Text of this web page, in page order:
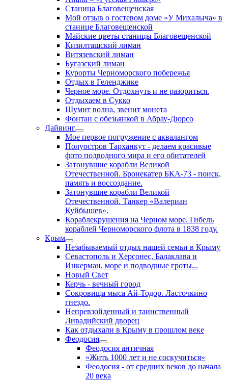
Станица Благовещенская
Мой отзыв о гостевом доме «У Михалыча» в
станице Благовещенской
Майские цветы станицы Благовещенской
Кизилташский лиман
Витязевский лиман
Бугазский лиман
Курорты Черноморского побережья
Отдых в Геленджике
Черное море. Отдохнуть и не разориться.
Отдыхаем в Сукко
Шумит волна, звенит монета
Фонтан с обезьянкой в Абрау-Дюрсо
Дайвинг
Мое первое погружение с аквалангом
Полуостров Тарханкут - делаем красивые
фото подводного мира и его обитателей
Затонувшие корабли Великой
Отечественной. Бронекатер БКА-73 - поиск,
память и воссоздание.
Затонувшие корабли Великой
Отечественной. Танкер «Валериан
Куйбышев».
Кораблекрушения на Черном море. Гибель
кораблей Черноморского флота в 1838 году.
Крым
Незабываемый отдых нашей семьи в Крыму
Севастополь и Херсонес, Балаклава и
Инкерман, море и подводные гроты...
Новый Свет
Керчь - вечный город
Сокровища мыса Ай-Тодор. Ласточкино
гнездо.
Непревзойденный и таинственный
Ливадийский дворец
Как отдыхали в Крыму в прошлом веке
Феодосия
Феодосия античная
«Жить 1000 лет и не соскучиться»
Феодосия - от средних веков до начала
20 века